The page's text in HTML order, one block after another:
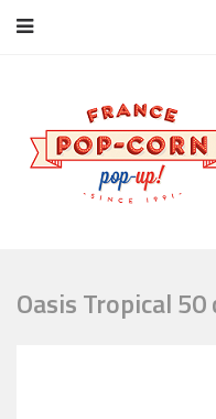
Oasis Tropical 50